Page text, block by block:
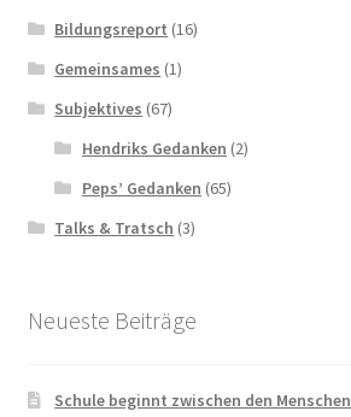
Bildungsreport (16)
Gemeinsames (1)
Subjektives (67)
Hendriks Gedanken (2)
Peps’ Gedanken (65)
Talks & Tratsch (3)
Neueste Beiträge
Schule beginnt zwischen den Menschen